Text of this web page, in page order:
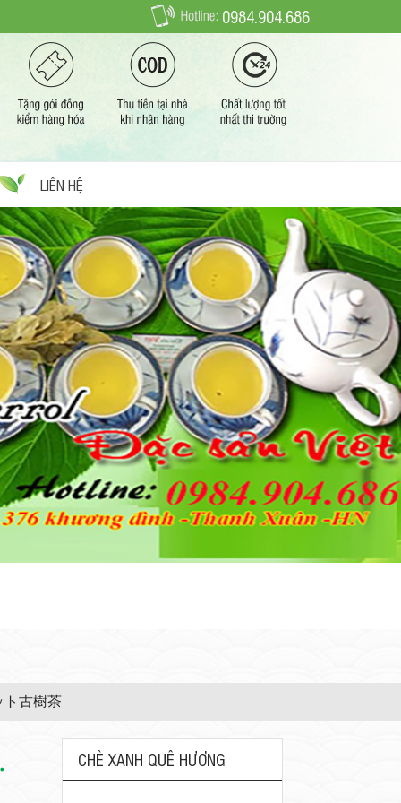
0984.904.686
LIÊN HỆ
ト古樹茶
CHÈ XANH QUÊ HƯƠNG